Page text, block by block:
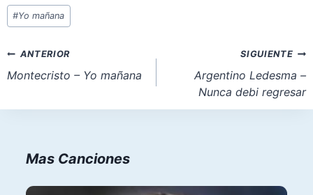
Etiquetas
de
entrada:
#Yo mañana
Navegación
de
ANTERIOR
Montecristo – Yo mañana
SIGUIENTE
Argentino Ledesma –
Nunca debi regresar
Mas Canciones